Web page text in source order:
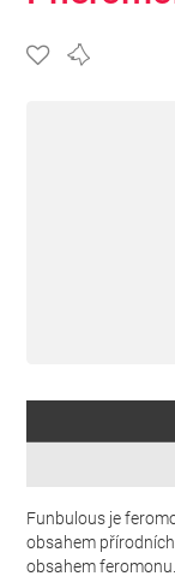
Funbulous je
obsahem
obsahem